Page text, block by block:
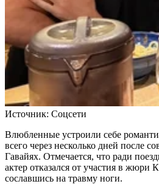
Источник: Соцсети
Влюбленные устроили себе
всего через несколько дней после
Гавайях. Отмечается, что ради
актер отказался от участия в жюри
сославшись на травму ноги.